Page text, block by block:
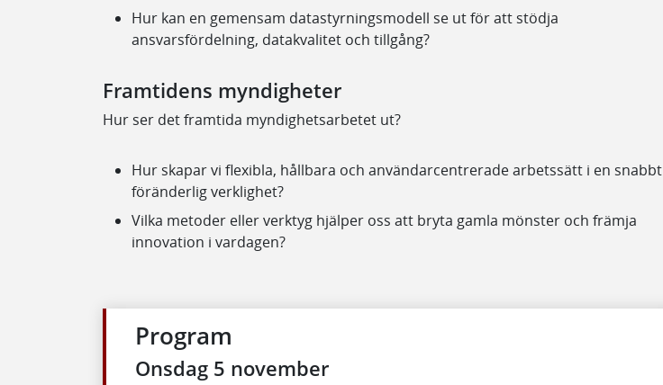
Hur kan en gemensam datastyrningsmodell se ut för att stödja
ansvarsfördelning, datakvalitet och tillgång?
Framtidens myndigheter
Hur ser det framtida myndighetsarbetet ut?
Hur skapar vi flexibla, hållbara och användarcentrerade arbetssätt i en snabbt
föränderlig verklighet?
Vilka metoder eller verktyg hjälper oss att bryta gamla mönster och främja
innovation i vardagen?
Program
Onsdag 5 november